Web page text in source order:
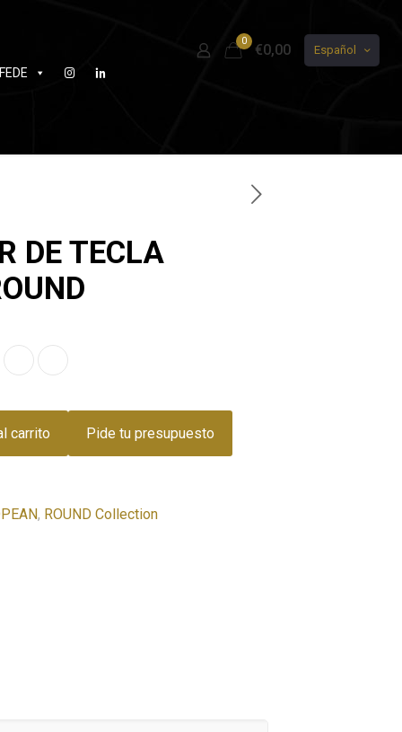
0
€0,00 Español
DE TECLA
carrito Pide tu presupuesto
, ROUND Collection